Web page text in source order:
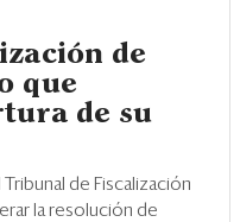
de
que
de su
de Fiscalización
la resolución de